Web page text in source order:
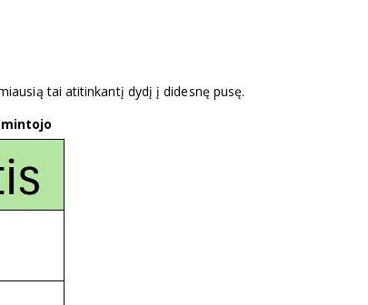
tai atitinkantį dydį į didesnę pusę.